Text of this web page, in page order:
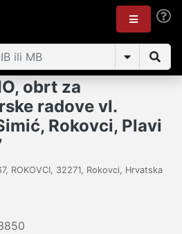
obrt za
radove vl.
Rokovci, Plavi
ROKOVCI, 32271, Rokovci, Hrvatska